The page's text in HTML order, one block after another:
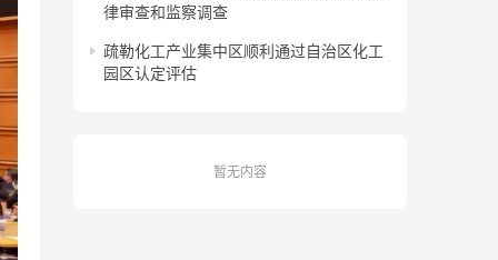
律审查和监察调查
疏勒化工产业集中区顺利通过自治区化工
园区认定评估
暂无内容